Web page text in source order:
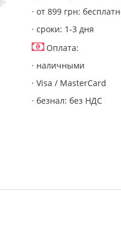
· от 899 грн:
· сроки: 1-3 дня
Оплата:
· наличными
· Visa / MasterCard
· безнал: без НДС